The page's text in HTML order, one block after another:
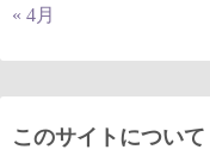
« 4月
このサイトについて